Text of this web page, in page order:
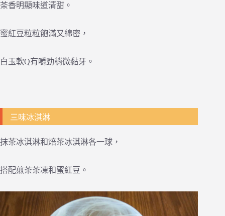
茶香明顯味道清甜。
蜜紅豆粒粒飽滿又綿密，
白玉軟Q有嚼勁稍微黏牙。
三味冰淇淋
抹茶冰淇淋和焙茶冰淇淋各一球，
搭配煎茶茶凍和蜜紅豆。